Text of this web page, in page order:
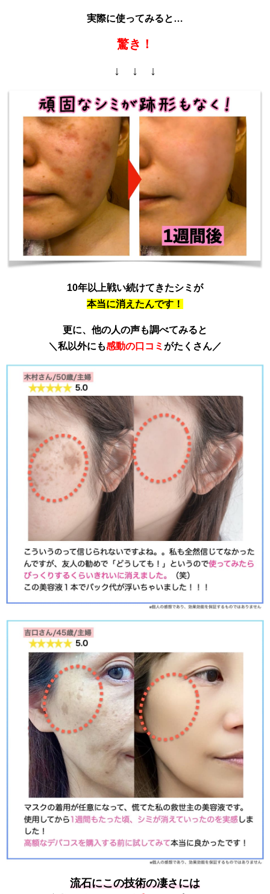
実際に使ってみると…
驚き！
↓ ↓ ↓
10年以上戦い続けてきたシミが
本当に消えたんです！
更に、他の人の声も調べてみると
＼私以外にも感動の口コミ がたくさん／
流石にこの技術の凄さには